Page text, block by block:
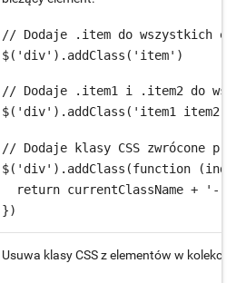
// Dodaje .item do wszystkich
$('div').addClass('item')
// Dodaje .item1 i .item2 do
$('div').addClass('item1 item2')
// Dodaje klasy CSS zwrócone
$('div').addClass(function
return currentClassName + '-'
})
Usuwa klasy CSS z elementów w